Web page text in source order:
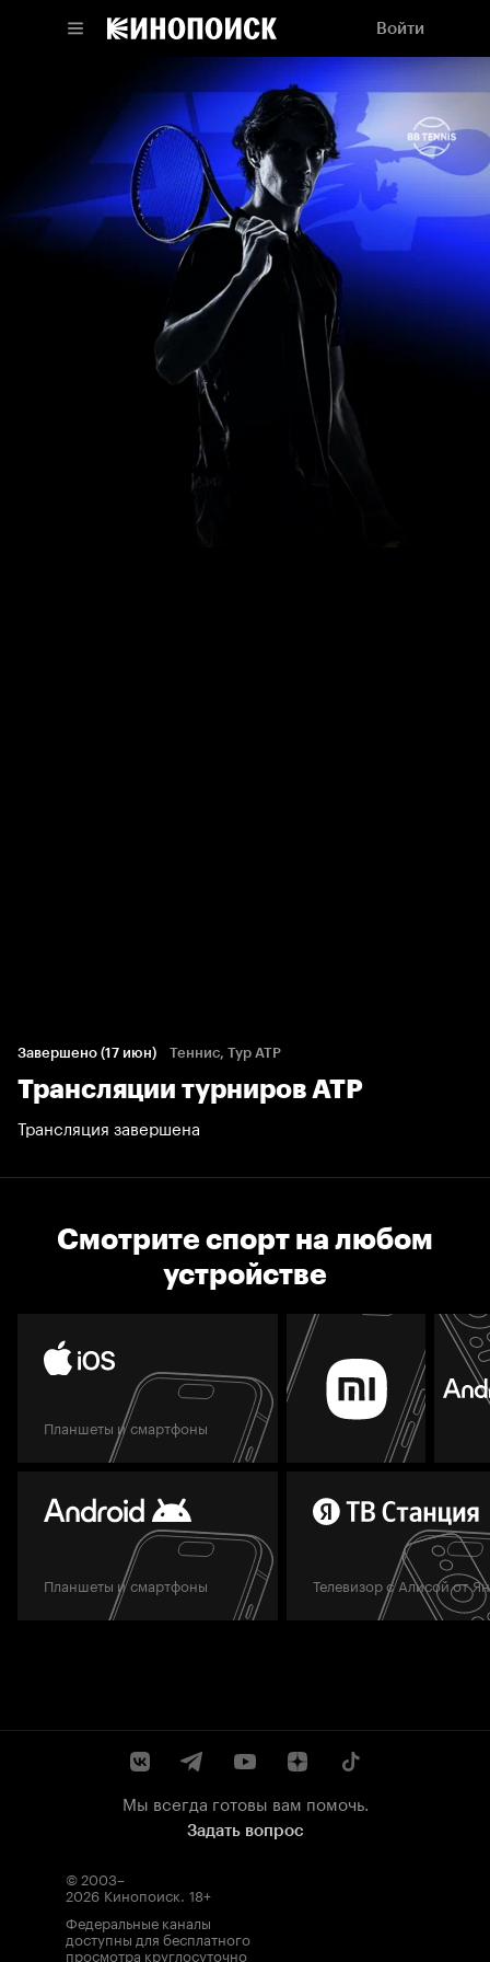
Войти
Завершено (17 июн) Теннис, Тур ATP
Трансляции турниров АТР
Трансляция завершена
Смотрите спорт на любом
устройстве
Планшеты и смартфоны
Планшеты и смартфоны Телевизор с Алисой от
Мы всегда готовы вам помочь.
Задать вопрос
© 2003–
2026 Кинопоиск. 18+
Федеральные каналы
доступны для бесплатного
просмотра круглосуточно